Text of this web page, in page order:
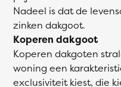
Nadeel is dat de
zinken dakgoot.
Koperen dakgoot
Koperen dakgoten
woning een
exclusiviteit kiest, die